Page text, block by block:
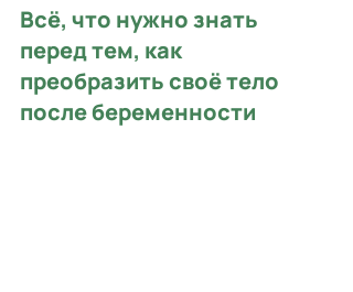
Всё, что нужно знать
перед тем, как
преобразить своё тело
после беременности